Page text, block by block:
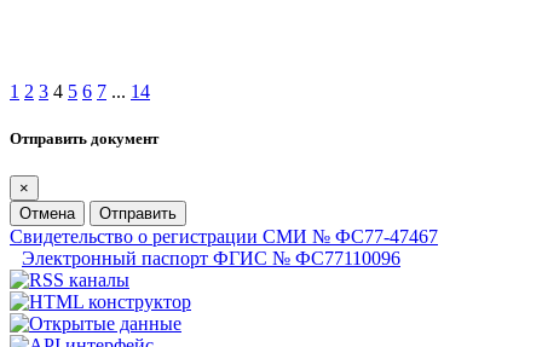
1 2 3 4 5 6 7 ... 14
Отправить документ
×
Отмена
Отправить
Свидетельство о регистрации СМИ № ФС77-47467
Электронный паспорт ФГИС № ФС77110096